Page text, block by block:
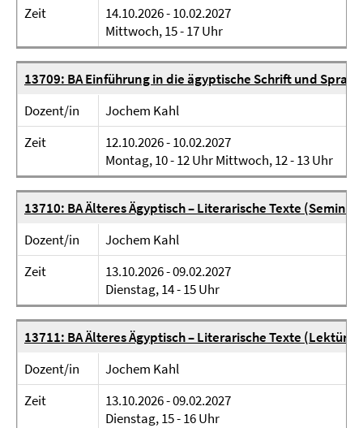
Zeit
14.10.2026 - 10.02.2027
Mittwoch, 15 - 17 Uhr
13709: BA Einführung in die ägyptische Schrift und
Dozent/in
Jochem Kahl
Zeit
12.10.2026 - 10.02.2027
Montag, 10 - 12 Uhr Mittwoch, 12 - 13 Uhr
13710: BA Älteres Ägyptisch – Literarische Texte (Seminar)
Dozent/in
Jochem Kahl
Zeit
13.10.2026 - 09.02.2027
Dienstag, 14 - 15 Uhr
13711: BA Älteres Ägyptisch – Literarische Texte
Dozent/in
Jochem Kahl
Zeit
13.10.2026 - 09.02.2027
Dienstag, 15 - 16 Uhr